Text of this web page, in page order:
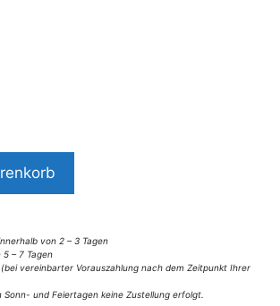
von 2 – 3 Tagen
– 7 Tagen
vereinbarter Vorauszahlung nach dem Zeitpunkt Ihrer
Sonn- und Feiertagen keine Zustellung erfolgt.